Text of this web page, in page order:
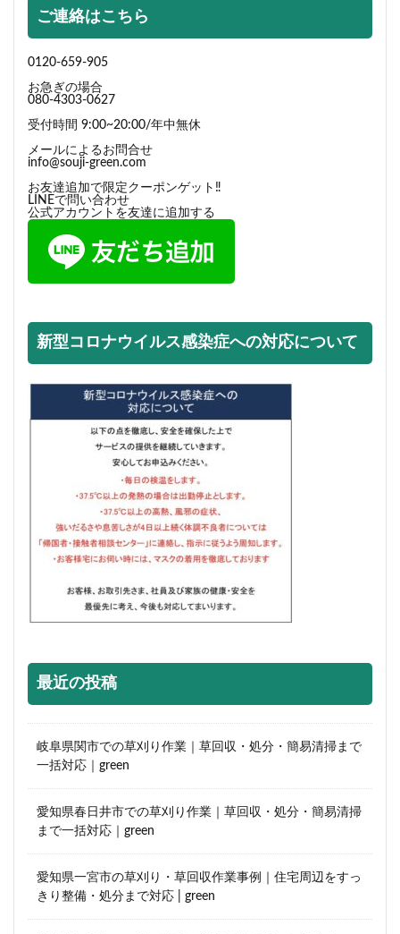
ご連絡はこちら
0120-659-905
お急ぎの場合
080-4303-0627
受付時間 9:00~20:00/年中無休
メールによるお問合せ
info@souji-green.com
お友達追加で限定クーポンゲット‼
LINEで問い合わせ
公式アカウントを友達に追加する
新型コロナウイルス感染症への対応について
最近の投稿
岐阜県関市での草刈り作業｜草回収・処分・簡易清掃まで
一括対応｜green
愛知県春日井市での草刈り作業｜草回収・処分・簡易清掃
まで一括対応｜green
愛知県一宮市の草刈り・草回収作業事例｜住宅周辺をすっ
きり整備・処分まで対応 | green